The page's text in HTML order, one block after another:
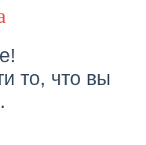
то, что вы